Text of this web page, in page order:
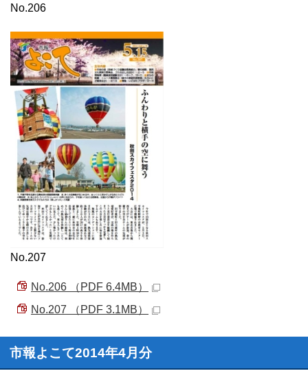
No.206
No.207
No.206 （PDF 6.4MB）
No.207 （PDF 3.1MB）
市報よこて2014年4月分